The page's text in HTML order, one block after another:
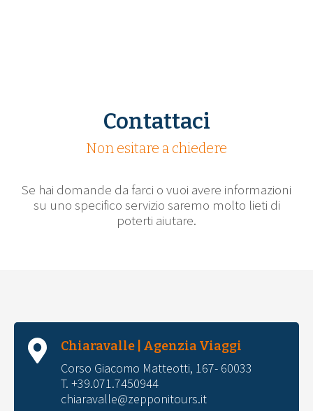
Contattaci
Non esitare a chiedere
Se hai domande da farci o vuoi avere informazioni
su uno specifico servizio saremo molto lieti di
poterti aiutare.
Chiaravalle | Agenzia Viaggi
Corso Giacomo Matteotti, 167- 60033
T. +39.071.7450944
chiaravalle@zepponitours.it